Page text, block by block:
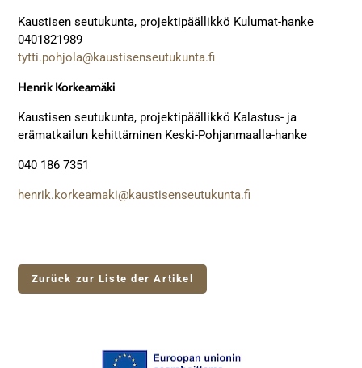
Kaustisen seutukunta, projektipäällikkö Kulumat-hanke
0401821989
tytti.pohjola@kaustisenseutukunta.fi
Henrik Korkeamäki
Kaustisen seutukunta, projektipäällikkö Kalastus- ja
erämatkailun kehittäminen Keski-Pohjanmaalla-hanke
040 186 7351
henrik.korkeamaki@kaustisenseutukunta.fi
Zurück zur Liste der Artikel